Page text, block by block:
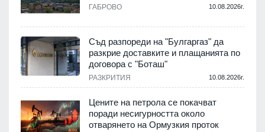
ГАБРОВО 10.08.2026г.
Съд разпореди на "Булгаргаз" да
разкрие доставките и плащанията по
договора с "Боташ"
РАЗКРИТИЯ 10.08.2026г.
Цените на петрола се покачват
поради несигурността около
отварянето на Ормузкия проток